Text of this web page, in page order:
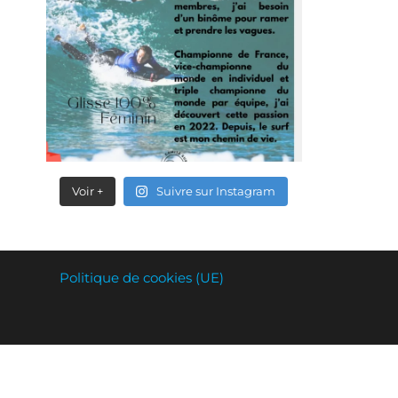
Voir + Suivre sur Instagram
Politique de cookies (UE)